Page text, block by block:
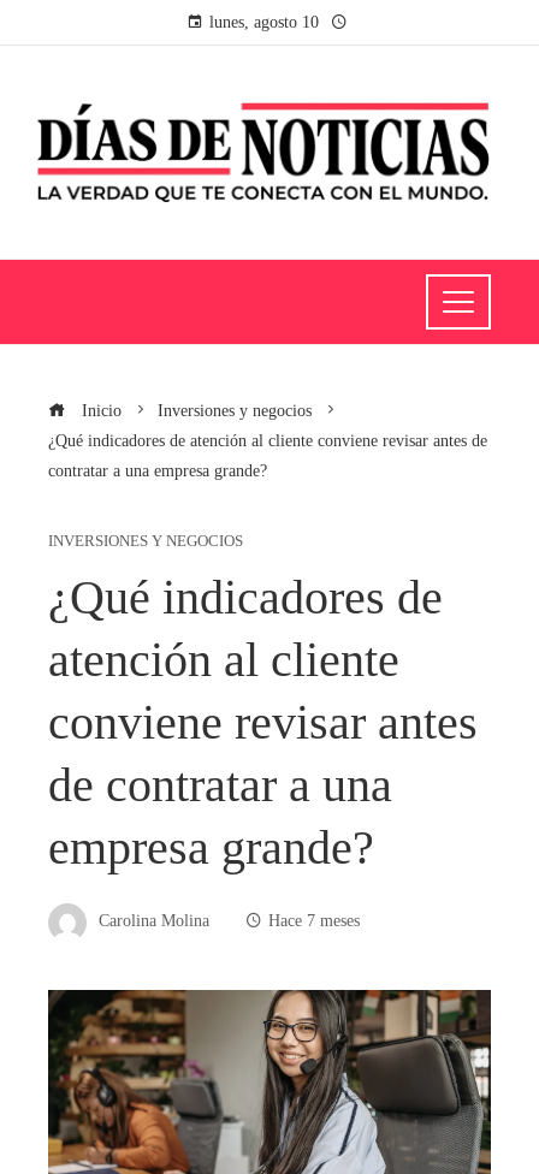
lunes, agosto 10
Inicio
Inversiones y negocios
¿Qué indicadores de atención al cliente conviene revisar antes de
contratar a una empresa grande?
INVERSIONES Y NEGOCIOS
¿Qué indicadores de
atención al cliente
conviene revisar antes
de contratar a una
empresa grande?
Carolina Molina Hace 7 meses